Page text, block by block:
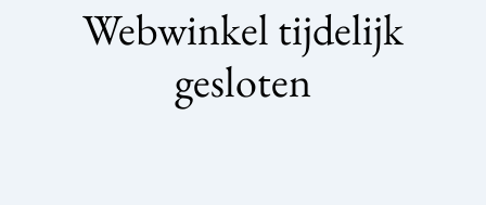
Webwinkel tijdelijk
gesloten